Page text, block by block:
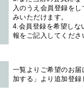
入のうえ会員登録を
みいただけます。
4.会員登録を希望しな
報をご記入してくださ
一覧よりご希望のお
加する」より追加登